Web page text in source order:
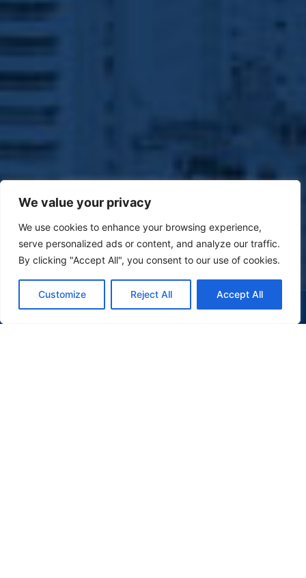
We value your privacy
We use cookies to enhance your browsing experience,
serve personalized ads or content, and analyze our traffic.
By clicking "Accept All", you consent to our use of cookies.
Customize Reject All Accept All
(47) 9 9977-7630